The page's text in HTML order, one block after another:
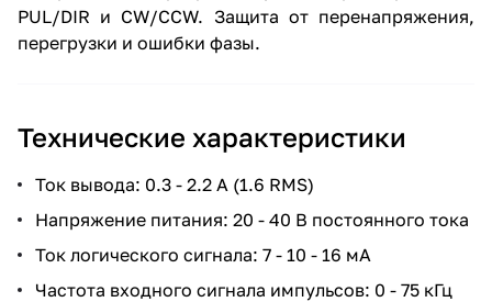
PUL/DIR и CW/CCW. Защита от перенапряжения,
перегрузки и ошибки фазы.
Технические характеристики
Ток вывода: 0.3 - 2.2 A (1.6 RMS)
Напряжение питания: 20 - 40 В постоянного тока
Ток логического сигнала: 7 - 10 - 16 мА
Частота входного сигнала импульсов: 0 - 75 кГц